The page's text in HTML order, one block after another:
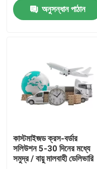
বাড়ি
পণ্য
ভিডিও
অনুসন্ধান পাঠান
কাস্টমাইজড ক্রস-বর্ডার
সলিউশন 5-30 দিনের মধ্যে
সমুদ্র / বায়ু মালবাহী ডেলিভারি